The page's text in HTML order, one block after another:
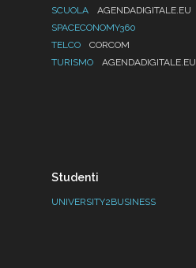
SCUOLA
AGENDADIGITALE.EU
SPACECONOMY360
TELCO
CORCOM
TURISMO
AGENDADIGITALE.EU
Studenti
UNIVERSITY2BUSINESS